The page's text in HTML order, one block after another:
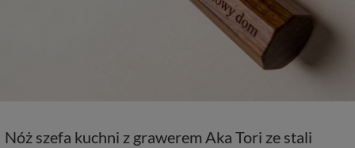
Nóż szefa kuchni z grawerem Aka Tori ze stali